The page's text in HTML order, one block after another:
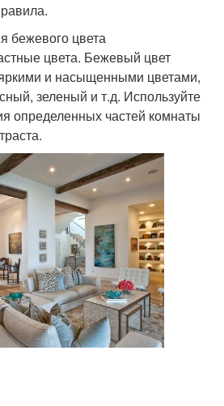
бежевого цвета
цвета. Бежевый цвет
и насыщенными цветами,
зеленый и т.д. Используйте
определенных частей комнаты